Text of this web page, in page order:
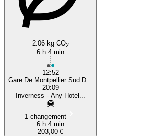
2.06 kg CO2
6 h 4 min
12:52
Gare De Montpellier Sud D...
20:09
Inverness - Any Hotel...
1 changement
6 h 4 min
203,00 €